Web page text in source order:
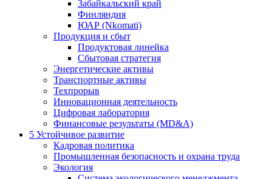
Забайкальский край
Финляндия
ЮАР (Nkomati)
Продукция и сбыт
Продуктовая линейка
Сбытовая стратегия
Энергетические активы
Транспортные активы
Техпрорыв
Инновационная деятельность
Цифровая лаборатория
Финансовые результаты (MD&A)
5 Устойчивое развитие
Кадровая политика
Промышленная безопасность и охрана труда
Экология